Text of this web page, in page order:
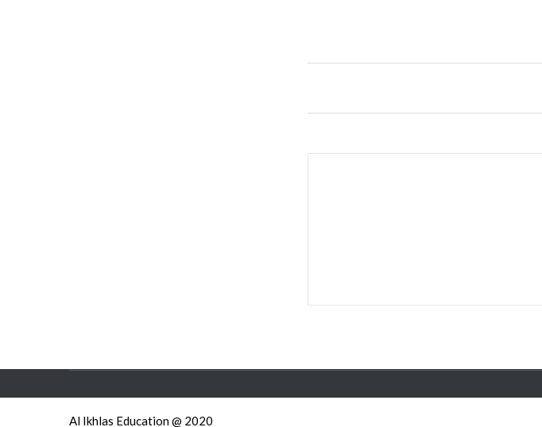
Al Ikhlas Education @ 2020